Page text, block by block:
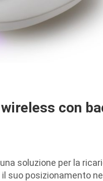
con
soluzione per la
suo posizionamento